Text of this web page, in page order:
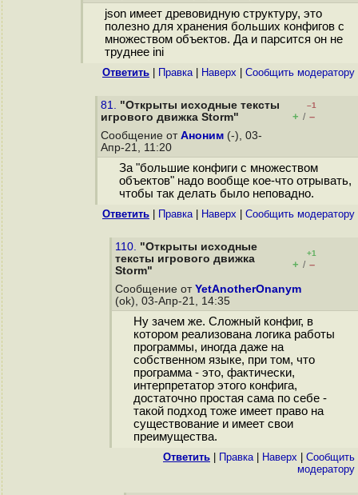
json имеет древовидную структуру, это
полезно для хранения больших конфигов с
множеством объектов. Да и парсится он не
труднее ini
Ответить Правка| Наверх Cообщить модератору
81. "Открыты исходные тексты
игрового движка Storm"
–1
+ / –
Сообщение от Аноним (-), 03-
Апр-21, 11:20
За "большие конфиги с множеством
объектов" надо вообще кое-что отрывать,
чтобы так делать было неповадно.
Ответить Правка| Наверх Cообщить модератору
110. "Открыты исходные
тексты игрового движка
Storm"
+1
+ / –
Сообщение от YetAnotherOnanym
(ok), 03-Апр-21, 14:35
Ну зачем же. Сложный конфиг, в
котором реализована логика работы
программы, иногда даже на
собственном языке, при том, что
программа - это, фактически,
интерпретатор этого конфига,
достаточно простая сама по себе -
такой подход тоже имеет право на
существование и имеет свои
преимущества.
Ответить Правка| Наверх
Cообщить
модератору